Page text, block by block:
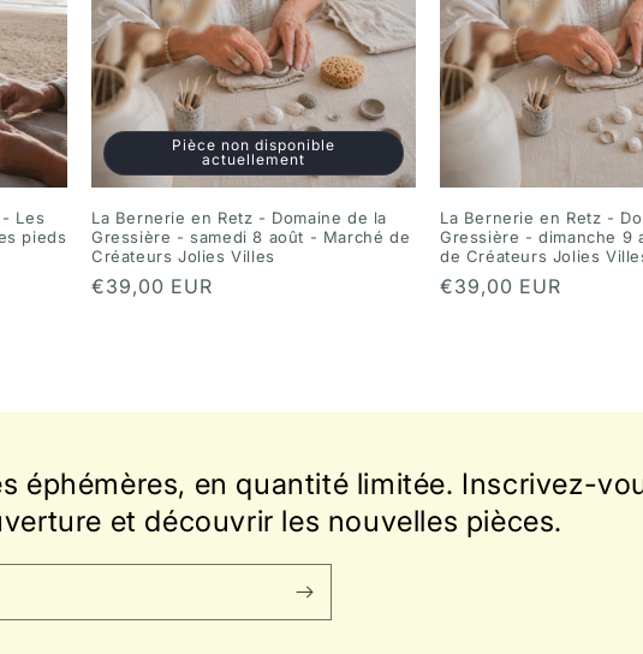
Les
pieds
Pièce non disponible
actuellement
La Bernerie en Retz - Domaine de la
Gressière - samedi 8 août - Marché de
Créateurs Jolies Villes
Prix
€39,00 EUR
La Bernerie en Retz -
Gressière - dimanche 9
de Créateurs Jolies
Prix
€39,00 EUR
éphémères, en quantité limitée. Inscrivez-
et découvrir les nouvelles pièces.